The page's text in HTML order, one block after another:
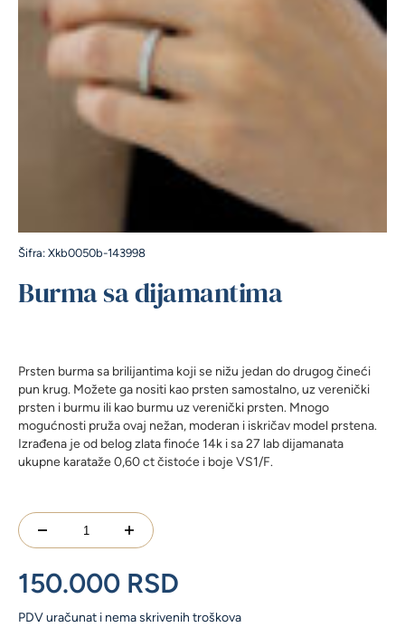
Šifra: Xkb0050b-143998
Burma sa dijamantima
Prsten burma sa brilijantima koji se nižu jedan do drugog čineći
pun krug. Možete ga nositi kao prsten samostalno, uz verenički
prsten i burmu ili kao burmu uz verenički prsten. Mnogo
mogućnosti pruža ovaj nežan, moderan i iskričav model prstena.
Izrađena je od belog zlata finoće 14k i sa 27 lab dijamanata
ukupne karataže 0,60 ct čistoće i boje VS1/F.
dijamantima
količina
PDV uračunat i nema skrivenih troškova
150.000 RSD